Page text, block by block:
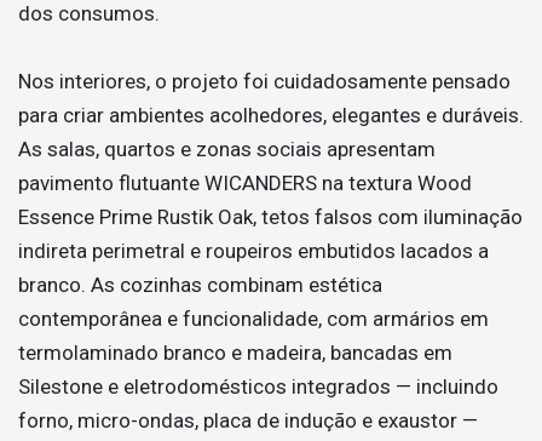
dos consumos.
Nos interiores, o projeto foi cuidadosamente pensado
para criar ambientes acolhedores, elegantes e duráveis.
As salas, quartos e zonas sociais apresentam
pavimento flutuante WICANDERS na textura Wood
Essence Prime Rustik Oak, tetos falsos com iluminação
indireta perimetral e roupeiros embutidos lacados a
branco. As cozinhas combinam estética
contemporânea e funcionalidade, com armários em
termolaminado branco e madeira, bancadas em
Silestone e eletrodomésticos integrados — incluindo
forno, micro-ondas, placa de indução e exaustor —